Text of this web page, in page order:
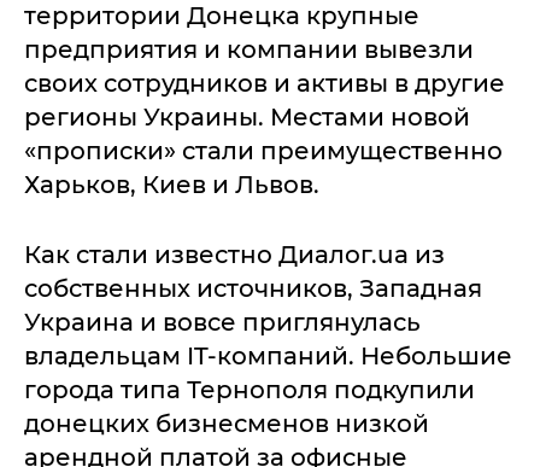
территории Донецка крупные
предприятия и компании вывезли
своих сотрудников и активы в другие
регионы Украины. Местами новой
«прописки» стали преимущественно
Харьков, Киев и Львов.
Как стали известно Диалог.ua из
собственных источников, Западная
Украина и вовсе приглянулась
владельцам IT-компаний. Небольшие
города типа Тернополя подкупили
донецких бизнесменов низкой
арендной платой за офисные